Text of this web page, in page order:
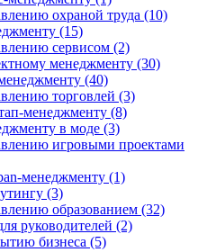
охраной труда (10)
(15)
сервисом (2)
менеджменту (30)
(40)
торговлей (3)
менеджменту (8)
в моде (3)
игровыми проектами
менеджменту (1)
(3)
образованием (32)
руководителей (2)
бизнеса (5)